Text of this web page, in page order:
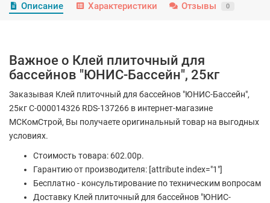
Описание Характеристики Отзывы 0
Важное о Клей плиточный для
бассейнов "ЮНИС-Бассейн", 25кг
Заказывая Клей плиточный для бассейнов "ЮНИС-Бассейн",
25кг С-000014326 RDS-137266 в интернет-магазине
МСКомСтрой, Вы получаете оригинальный товар на выгодных
условиях.
Стоимость товара: 602.00р.
Гарантию от производителя: [attribute index="1"]
Бесплатно - консультирование по техническим вопросам
Доставку Клей плиточный для бассейнов "ЮНИС-